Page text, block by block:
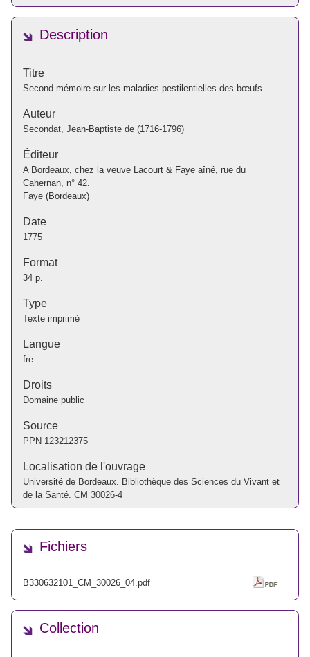
Description
Titre
Second mémoire sur les maladies pestilentielles des bœufs
Auteur
Secondat, Jean-Baptiste de (1716-1796)
Éditeur
A Bordeaux, chez la veuve Lacourt & Faye aîné, rue du
Cahernan, n° 42.
Faye (Bordeaux)
Date
1775
Format
34 p.
Type
Texte imprimé
Langue
fre
Droits
Domaine public
Source
PPN 123212375
Localisation de l'ouvrage
Université de Bordeaux. Bibliothèque des Sciences du Vivant et
de la Santé. CM 30026-4
Fichiers
B330632101_CM_30026_04.pdf
Collection